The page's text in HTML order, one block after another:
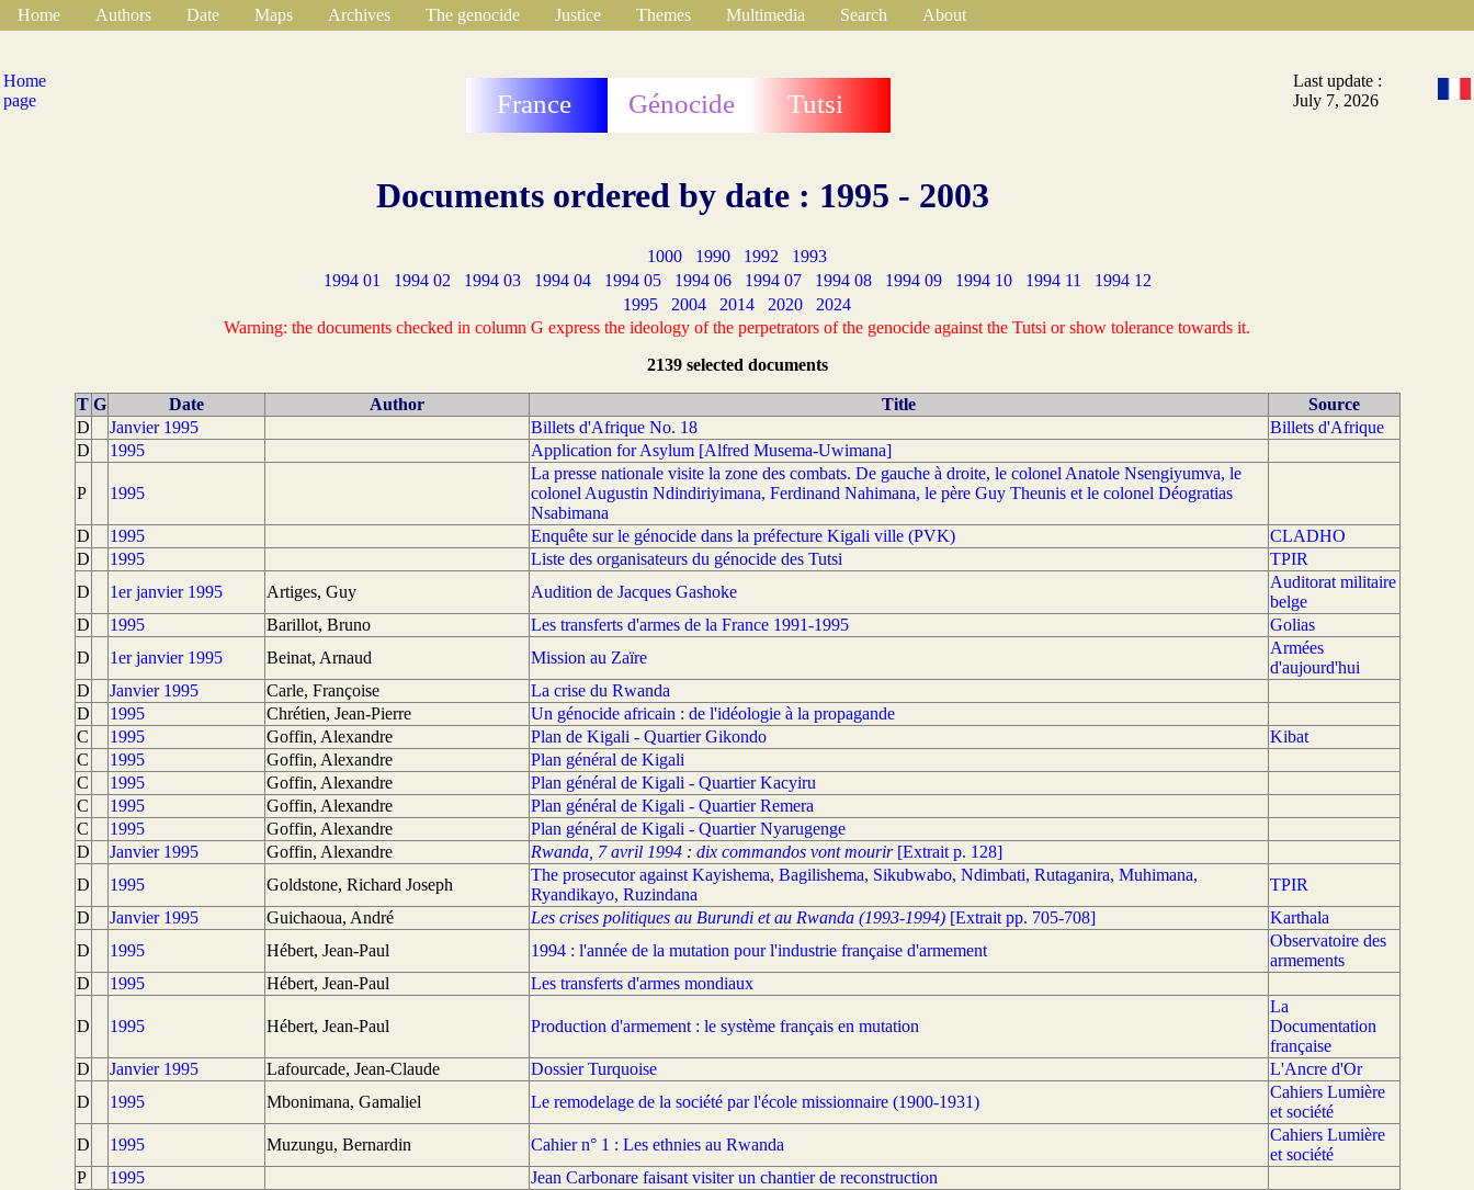
Home Authors Date Maps Archives The genocide Justice Themes Multimedia Search About
Home
page
France Génocide Tutsi
Last update :
July 7, 2026
Documents ordered by date : 1995 - 2003
1000 1990 1992
1993
1994 01
1994 02 1994 03 1994 04 1994 05 1994 06 1994 07 1994 08 1994 09 1994 10 1994 11
1994 12
1995
2004 2014 2020
2024
Warning: the documents checked in column G express the ideology of the perpetrators of the genocide against the Tutsi or show tolerance towards it.
2139 selected documents
T G Date Author Title
Source
D
Janvier 1995 Billets d'Afrique No. 18
Billets d'Afrique
D
1995 Application for Asylum [Alfred Musema-Uwimana]
P 1995
La presse nationale visite la zone des combats. De gauche à droite, le colonel Anatole Nsengiyumva, le
colonel Augustin Ndindiriyimana, Ferdinand Nahimana, le père Guy Theunis et le colonel Déogratias
Nsabimana
D
1995 Enquête sur le génocide dans la préfecture Kigali ville (PVK)
CLADHO
D
1995 Liste des organisateurs du génocide des Tutsi
TPIR
D
1er janvier 1995 Artiges, Guy Audition de Jacques Gashoke
Auditorat militaire
belge
D
1995 Barillot, Bruno Les transferts d'armes de la France 1991-1995
Golias
D
1er janvier 1995 Beinat, Arnaud Mission au Zaïre
Armées
d'aujourd'hui
D
Janvier 1995 Carle, Françoise
La crise du Rwanda
D
1995 Chrétien, Jean-Pierre
Un génocide africain : de l'idéologie à la propagande
C
1995 Goffin, Alexandre Plan de Kigali - Quartier Gikondo
Kibat
C
1995 Goffin, Alexandre
Plan général de Kigali
C
1995 Goffin, Alexandre
Plan général de Kigali - Quartier Kacyiru
C
1995 Goffin, Alexandre
Plan général de Kigali - Quartier Remera
C
1995 Goffin, Alexandre
Plan général de Kigali - Quartier Nyarugenge
D
Janvier 1995 Goffin, Alexandre Rwanda, 7 avril 1994 : dix commandos vont mourir[Extrait p. 128]
D
1995 Goldstone, Richard Joseph
The prosecutor against Kayishema, Bagilishema, Sikubwabo, Ndimbati, Rutaganira, Muhimana,
Ryandikayo, Ruzindana
TPIR
D
Janvier 1995 Guichaoua, André Les crises politiques au Burundi et au Rwanda (1993-1994)[Extrait pp. 705-708]
Karthala
D
1995 Hébert, Jean-Paul 1994 : l'année de la mutation pour l'industrie française d'armement
Observatoire des
armements
D
1995 Hébert, Jean-Paul Les transferts d'armes mondiaux
D 1995 Hébert, Jean-Paul Production d'armement : le système français en mutation
La
Documentation
française
D
Janvier 1995 Lafourcade, Jean-Claude Dossier Turquoise
L'Ancre d'Or
D
1995 Mbonimana, Gamaliel Le remodelage de la société par l'école missionnaire (1900-1931)
Cahiers Lumière
et société
D
1995 Muzungu, Bernardin Cahier n° 1 : Les ethnies au Rwanda
Cahiers Lumière
et société
P
1995
Jean Carbonare faisant visiter un chantier de reconstruction